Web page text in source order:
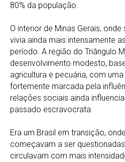
80% da população.
O interior de Minas Gerais,
vivia ainda mais intensamente
período. A região do Triângulo
desenvolvimento modesto,
agricultura e pecuária, com
fortemente marcada pela
relações sociais ainda
passado escravocrata.
Era um Brasil em transição,
começavam a ser
circulavam com mais